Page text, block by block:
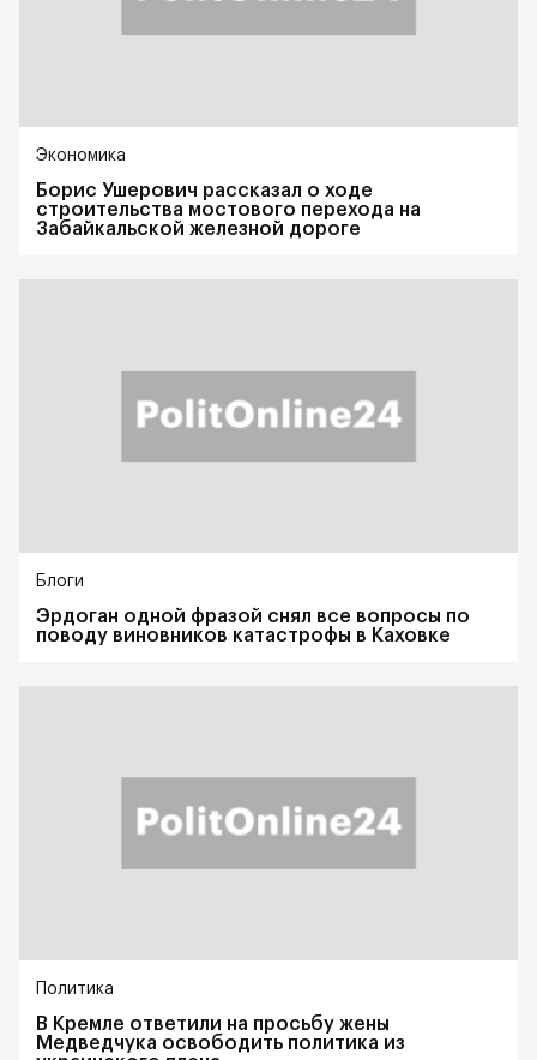
Экономика
Борис Ушерович рассказал о ходе
строительства мостового перехода на
Забайкальской железной дороге
Блоги
Эрдоган одной фразой снял все вопросы по
поводу виновников катастрофы в Каховке
Политика
В Кремле ответили на просьбу жены
Медведчука освободить политика из